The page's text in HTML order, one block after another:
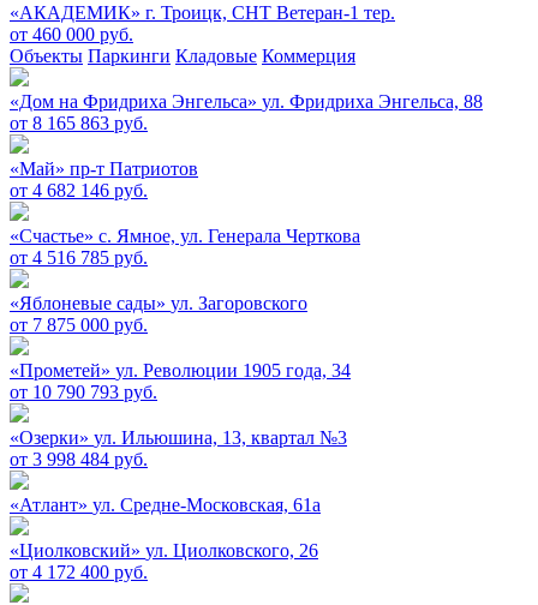
«АКАДЕМИК» г. Троицк, СНТ Ветеран-1 тер.
от 460 000 руб.
Объекты Паркинги Кладовые Коммерция
«Дом на Фридриха Энгельса» ул. Фридриха Энгельса, 88
от 8 165 863 руб.
«Май» пр-т Патриотов
от 4 682 146 руб.
«Счастье» c. Ямное, ул. Генерала Черткова
от 4 516 785 руб.
«Яблоневые сады» ул. Загоровского
от 7 875 000 руб.
«Прометей» ул. Революции 1905 года, 34
от 10 790 793 руб.
«Озерки» ул. Ильюшина, 13, квартал №3
от 3 998 484 руб.
«Атлант» ул. Средне-Московская, 61а
«Циолковский» ул. Циолковского, 26
от 4 172 400 руб.